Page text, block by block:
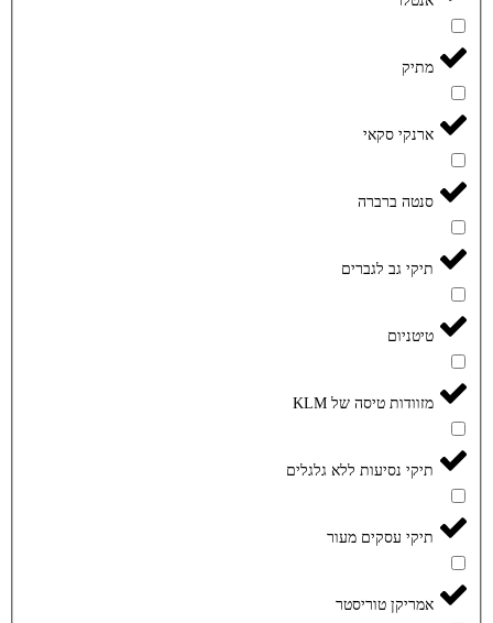
מתיק
ארנקי סקאי
סנטה ברברה
תיקי גב לגברים
טיטניום
מזוודות טיסה של KLM
תיקי נסיעות ללא גלגלים
תיקי עסקים מעור
אמריקן טוריסטר